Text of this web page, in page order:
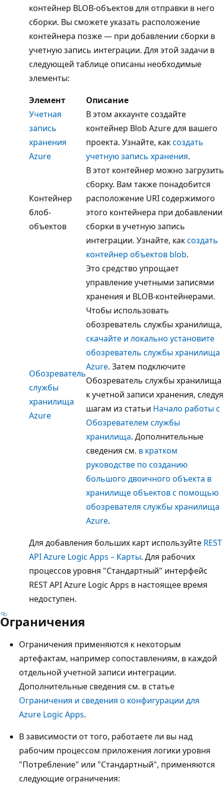
контейнер BLOB-объектов для отправки в него
сборки. Вы сможете указать расположение
контейнера позже — при добавлении сборки в
учетную запись интеграции. Для этой задачи в
следующей таблице описаны необходимые
элементы:
Элемент
Описание
Учетная
запись
хранения
Azure
В этом аккаунте создайте
контейнер Blob Azure для вашего
проекта. Узнайте, каксоздать
учетную запись хранения.
Контейнер
блоб-
объектов
В этот контейнер можно загрузить
сборку. Вам также понадобится
расположение URI содержимого
этого контейнера при добавлении
сборки в учетную запись
интеграции. Узнайте, каксоздать
контейнер объектов blob.
Обозреватель
службы
хранилища
Azure
Это средство упрощает
управление учетными записями
хранения и BLOB-контейнерами.
Чтобы использовать
обозреватель службы хранилища,
скачайте и локально установите
обозреватель службы хранилища
Azure. Затем подключите
Обозреватель службы хранилища
к учетной записи хранения, следуя
шагам из статьи Начало работы с
Обозревателем службы
хранилища. Дополнительные
сведения см. в кратком
руководстве по созданию
большого двоичного объекта в
хранилище объектов с помощью
обозревателя службы хранилища
Azure.
Для добавления больших карт используйте REST
API Azure Logic Apps – Карты. Для рабочих
процессов уровня "Стандартный" интерфейс
REST API Azure Logic Apps в настоящее время
недоступен.
Ограничения
Ограничения применяются к некоторым
артефактам, например сопоставлениям, в каждой
отдельной учетной записи интеграции.
Дополнительные сведения см. в статье
Ограничения и сведения о конфигурации для
Azure Logic Apps.
В зависимости от того, работаете ли вы над
рабочим процессом приложения логики уровня
"Потребление" или "Стандартный", применяются
следующие ограничения: